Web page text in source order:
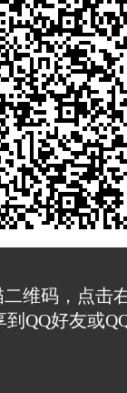
维码，点击
到QQ好友或